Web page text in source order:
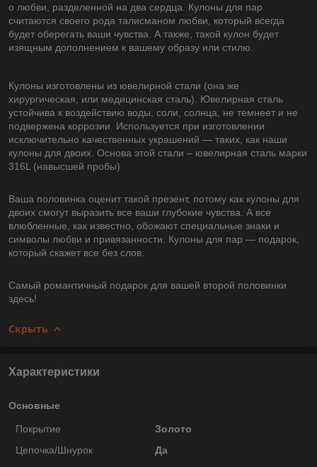
о любви, разделенной на два сердца. Кулоны для пар
считаются своего рода талисманом любви, который всегда
будет оберегать ваши чувства. А также, такой кулон будет
изящным дополнением к вашему образу или стилю.
Кулоны изготовлены из ювелирной стали (она же
хирургическая, или медицинская сталь). Ювелирная сталь
устойчива к воздействию воды, соли, солнца, не темнеет и не
подвержена коррозии. Используется при изготовлении
исключительно качественных украшений ― таких, как наши
кулоны для двоих. Основа этой стали – ювелирная сталь марки
316L (навысшей пробы)
Ваша половинка оценит такой презент, потому как кулоны для
двоих смогут выразить все ваши глубокие чувства. А все
влюбленные, как известно, обожают специальные знаки и
символы любви и привязанности. Кулоны для пар ― подарок,
который скажет все без слов.
Самый романтичный подарок для вашей второй половинки
здесь!
Скрыть
Характеристики
Основные
Покрытие
Золото
Цепочка/Шнурок
Да